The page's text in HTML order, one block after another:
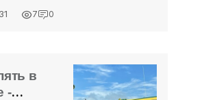
рапортуют о
ситуацией, но
попала в
7 0
в
-